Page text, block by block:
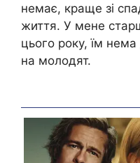
немає, краще зі
життя. У мене
цього року, їм
на молодят.